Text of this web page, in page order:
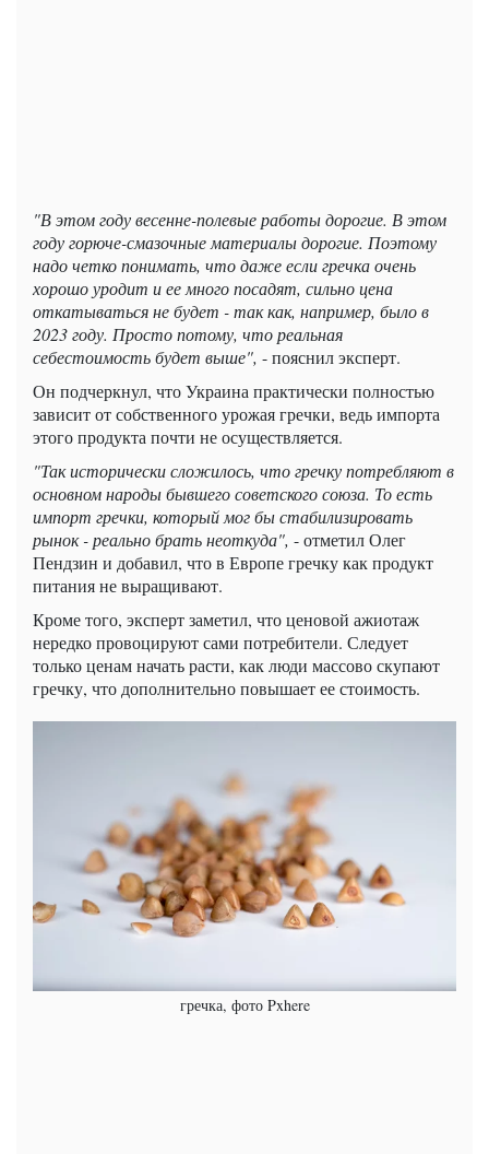
"В этом году весенне-полевые работы дорогие. В этом
году горюче-смазочные материалы дорогие. Поэтому
надо четко понимать, что даже если гречка очень
хорошо уродит и ее много посадят, сильно цена
откатываться не будет - так как, например, было в
2023 году. Просто потому, что реальная
себестоимость будет выше", - пояснил эксперт.
Он подчеркнул, что Украина практически полностью
зависит от собственного урожая гречки, ведь импорта
этого продукта почти не осуществляется.
"Так исторически сложилось, что гречку потребляют в
основном народы бывшего советского союза. То есть
импорт гречки, который мог бы стабилизировать
рынок - реально брать неоткуда", - отметил Олег
Пендзин и добавил, что в Европе гречку как продукт
питания не выращивают.
Кроме того, эксперт заметил, что ценовой ажиотаж
нередко провоцируют сами потребители. Следует
только ценам начать расти, как люди массово скупают
гречку, что дополнительно повышает ее стоимость.
гречка, фото Pxhere